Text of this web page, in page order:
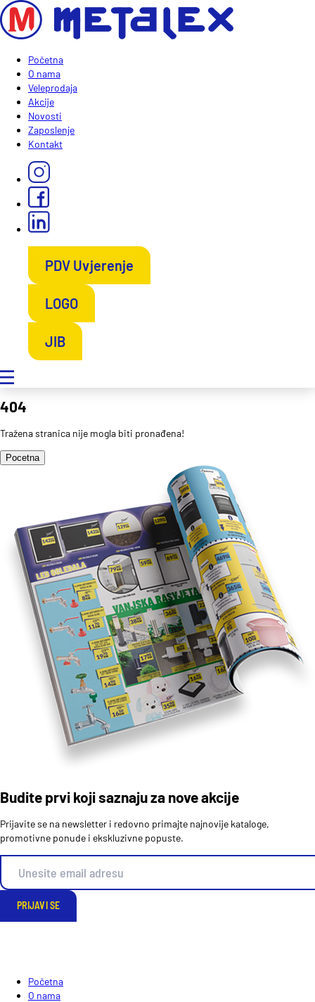
Početna
O nama
Veleprodaja
Akcije
Novosti
Zaposlenje
Kontakt
PDV Uvjerenje
LOGO
JIB
404
Tražena stranica nije mogla biti pronađena!
Pocetna
Budite prvi koji saznaju za nove akcije
Prijavite se na newsletter i redovno primajte najnovije kataloge,
promotivne ponude i ekskluzivne popuste.
PRIJAVI SE
Početna
O nama